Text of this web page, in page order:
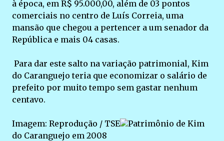
à época, em R$ 95.000,00, além de 03 pontos
comerciais no centro de Luís Correia, uma
mansão que chegou a pertencer a um senador da
República e mais 04 casas.
Para dar este salto na variação patrimonial, Kim
do Caranguejo teria que economizar o salário de
prefeito por muito tempo sem gastar nenhum
centavo.
Imagem: Reprodução / TSE
Patrimônio de Kim
do Caranguejo em 2008